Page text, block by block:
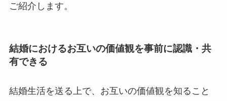
ご紹介します。
結婚におけるお互いの価値観を事前に認識・共
有できる
結婚生活を送る上で、お互いの価値観を知ること